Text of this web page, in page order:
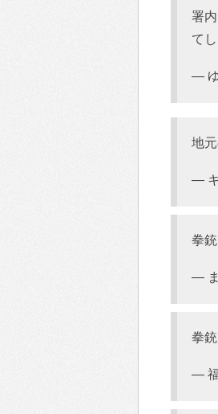
署
て
—
地
—
拳
—
拳
—